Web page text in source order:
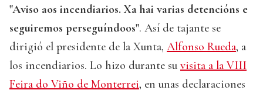
"Aviso aos incendiarios. Xa hai varias detencións e
seguiremos perseguíndoos". Así de tajante se
dirigió el presidente de la Xunta, Alfonso Rueda, a
los incendiarios. Lo hizo durante su visita a la VIII
Feira do Viño de Monterrei, en unas declaraciones